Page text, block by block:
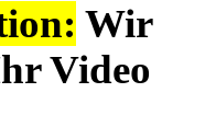
Wir
Video